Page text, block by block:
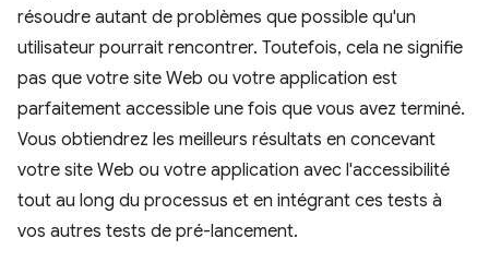
résoudre autant de problèmes que possible qu'un
utilisateur pourrait rencontrer. Toutefois, cela ne signifie
pas que votre site Web ou votre application est
parfaitement accessible une fois que vous avez terminé.
Vous obtiendrez les meilleurs résultats en concevant
votre site Web ou votre application avec l'accessibilité
tout au long du processus et en intégrant ces tests à
vos autres tests de pré-lancement.